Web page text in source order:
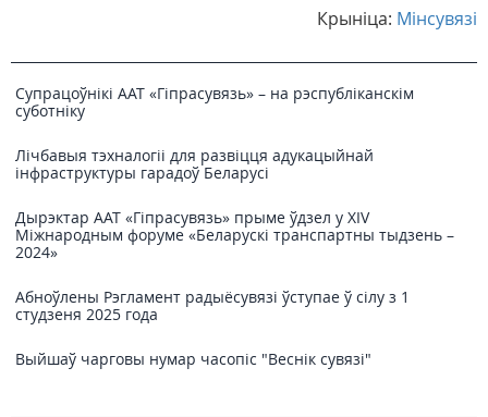
Крыніца: Мінсувязі
Супрацоўнікі ААТ «Гіпрасувязь» – на рэспубліканскім
суботніку
Лічбавыя тэхналогіі для развіцця адукацыйнай
інфраструктуры гарадоў Беларусі
Дырэктар ААТ «Гіпрасувязь» прыме ўдзел у XIV
Міжнародным форуме «Беларускі транспартны тыдзень –
2024»
Абноўлены Рэгламент радыёсувязі ўступае ў сілу з 1
студзеня 2025 года
Выйшаў чарговы нумар часопіс "Веснiк сувязi"